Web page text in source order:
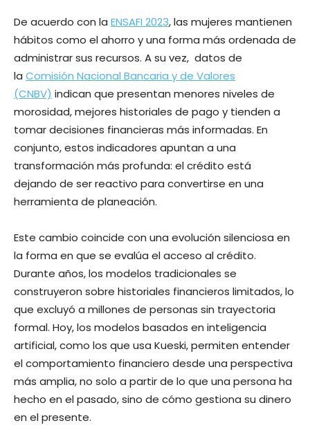
De acuerdo con la ENSAFI 2023, las mujeres mantienen
hábitos como el ahorro y una forma más ordenada de
administrar sus recursos. A su vez, ​ datos de
la Comisión Nacional Bancaria y de Valores
(CNBV) indican que presentan menores niveles de
morosidad, mejores historiales de pago y tienden a
tomar decisiones financieras más informadas. En
conjunto, estos indicadores apuntan a una
transformación más profunda: el crédito está
dejando de ser reactivo para convertirse en una
herramienta de planeación.
Este cambio coincide con una evolución silenciosa en
la forma en que se evalúa el acceso al crédito.
Durante años, los modelos tradicionales se
construyeron sobre historiales financieros limitados, lo
que excluyó a millones de personas sin trayectoria
formal. Hoy, los modelos basados en inteligencia
artificial, como los que usa Kueski, permiten entender
el comportamiento financiero desde una perspectiva
más amplia, no solo a partir de lo que una persona ha
hecho en el pasado, sino de cómo gestiona su dinero
en el presente.